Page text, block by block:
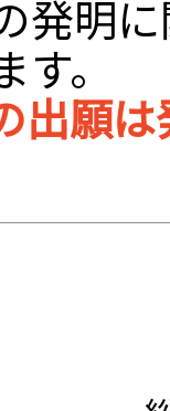
発明
。
出願